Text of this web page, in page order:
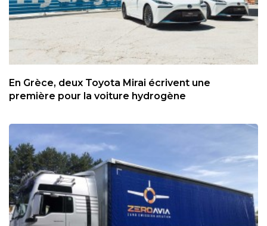
En Grèce, deux Toyota Mirai écrivent une
première pour la voiture hydrogène